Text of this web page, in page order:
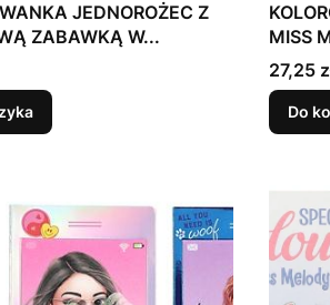
JEDNOROŻEC Z
ZABAWKĄ W...
MISS
Cena
27,25
Do